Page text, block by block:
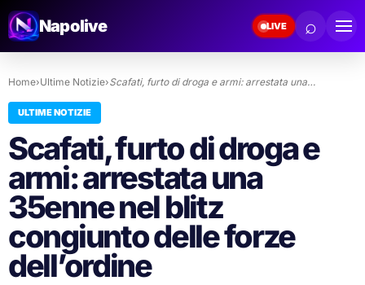
Napolive LIVE ⌕
Home›Ultime Notizie›Scafati, furto di droga e armi: arrestata una…
ULTIME NOTIZIE
Scafati, furto di droga e
armi: arrestata una
35enne nel blitz
congiunto delle forze
dell’ordine